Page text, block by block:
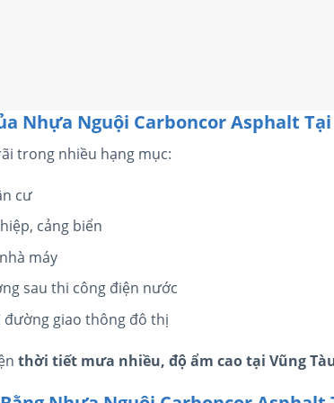
Nhựa Nguội Carboncor Asphalt
trong nhiều hạng mục:
cư
cảng biển
máy
sau thi công điện nước
đường giao thông đô thị
thời tiết mưa nhiều, độ ẩm cao tại Vũng